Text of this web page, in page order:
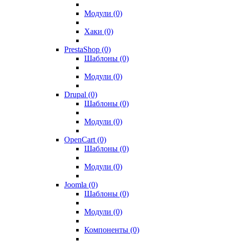
Модули (0)
Хаки (0)
PrestaShop (0)
Шаблоны (0)
Модули (0)
Drupal (0)
Шаблоны (0)
Модули (0)
OpenCart (0)
Шаблоны (0)
Модули (0)
Joomla (0)
Шаблоны (0)
Модули (0)
Компоненты (0)